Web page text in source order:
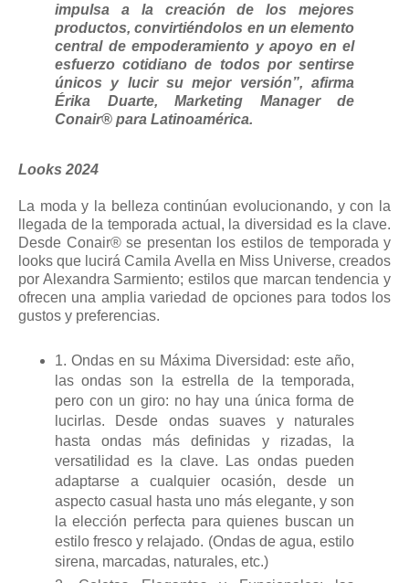
impulsa a la creación de los mejores
productos, convirtiéndolos en un elemento
central de empoderamiento y apoyo en el
esfuerzo cotidiano de todos por sentirse
únicos y lucir su mejor versión”, afirma
Érika Duarte, Marketing Manager de
Conair® para Latinoamérica.
Looks 2024
La moda y la belleza continúan evolucionando, y con la
llegada de la temporada actual, la diversidad es la clave.
Desde Conair® se presentan los estilos de temporada y
looks que lucirá Camila Avella en Miss Universe, creados
por Alexandra Sarmiento; estilos que marcan tendencia y
ofrecen una amplia variedad de opciones para todos los
gustos y preferencias.
1. Ondas en su Máxima Diversidad: este año,
las ondas son la estrella de la temporada,
pero con un giro: no hay una única forma de
lucirlas. Desde ondas suaves y naturales
hasta ondas más definidas y rizadas, la
versatilidad es la clave. Las ondas pueden
adaptarse a cualquier ocasión, desde un
aspecto casual hasta uno más elegante, y son
la elección perfecta para quienes buscan un
estilo fresco y relajado. (Ondas de agua, estilo
sirena, marcadas, naturales, etc.)